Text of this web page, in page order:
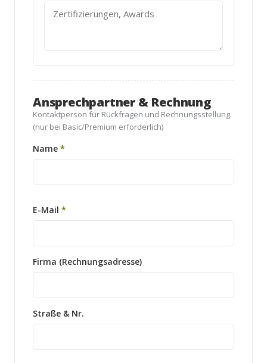
Ansprechpartner & Rechnung
Kontaktperson für Rückfragen und Rechnungsstellung.
(nur bei Basic/Premium erforderlich)
Name *
E-Mail *
Firma (Rechnungsadresse)
Straße & Nr.